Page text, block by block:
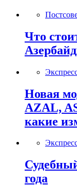
Что
Новая
AZAL,
какие
года